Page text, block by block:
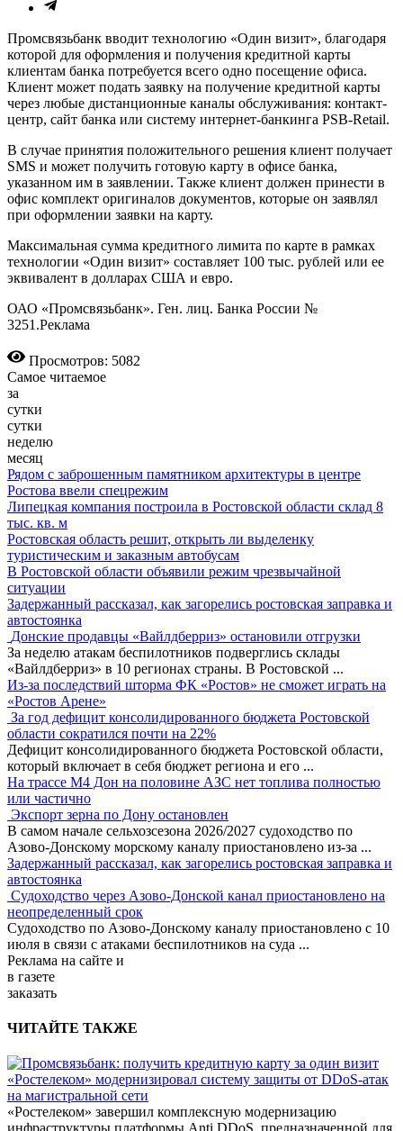
Промсвязьбанк вводит технологию «Один визит», благодаря
которой для оформления и получения кредитной карты
клиентам банка потребуется всего одно посещение офиса.
Клиент может подать заявку на получение кредитной карты
через любые дистанционные каналы обслуживания: контакт-
центр, сайт банка или систему интернет-банкинга PSB-Retail.
В случае принятия положительного решения клиент получает
SMS и может получить готовую карту в офисе банка,
указанном им в заявлении. Также клиент должен принести в
офис комплект оригиналов документов, которые он заявлял
при оформлении заявки на карту.
Максимальная сумма кредитного лимита по карте в рамках
технологии «Один визит» составляет 100 тыс. рублей или ее
эквивалент в долларах США и евро.
ОАО «Промсвязьбанк». Ген. лиц. Банка России №
3251.Реклама
Просмотров: 5082
Самое читаемое
за
сутки
сутки
неделю
месяц
Рядом с заброшенным памятником архитектуры в центре
Ростова ввели спецрежим
Липецкая компания построила в Ростовской области склад 8
тыс. кв. м
Ростовская область решит, открыть ли выделенку
туристическим и заказным автобусам
В Ростовской области объявили режим чрезвычайной
ситуации
Задержанный рассказал, как загорелись ростовская заправка и
автостоянка
Донские продавцы «Вайлдберриз» остановили отгрузки
За неделю атакам беспилотников подверглись склады
«Вайлдберриз» в 10 регионах страны. В Ростовской ...
Из-за последствий шторма ФК «Ростов» не сможет играть на
«Ростов Арене»
За год дефицит консолидированного бюджета Ростовской
области сократился почти на 22%
Дефицит консолидированного бюджета Ростовской области,
который включает в себя бюджет региона и его ...
На трассе М4 Дон на половине АЗС нет топлива полностью
или частично
Экспорт зерна по Дону остановлен
В самом начале сельхозсезона 2026/2027 судоходство по
Азово-Донскому морскому каналу приостановлено из-за ...
Задержанный рассказал, как загорелись ростовская заправка и
автостоянка
Судоходство через Азово-Донской канал приостановлено на
неопределенный срок
Судоходство по Азово-Донскому каналу приостановлено с 10
июля в связи с атаками беспилотников на суда ...
Реклама на сайте и
в газете
заказать
ЧИТАЙТЕ ТАКЖЕ
«Ростелеком» модернизировал систему защиты от DDoS-атак
на магистральной сети
«Ростелеком» завершил комплексную модернизацию